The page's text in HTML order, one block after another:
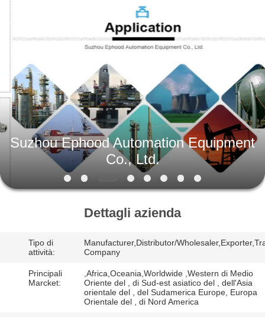
CASA.
PRODOTTI
DI
NOI
VISITA
CONTROLLO
DELLA
Suzhou
Ephood
Automation
Equipment
Co.,
Ltd..
Rights
Reserved.
Suzhou Ephood Automation Equipment
Co., Ltd.
Dettagli azienda
Tipo di
attività:
Manufacturer,Distributor/
Company
Principali
Marcket:
,Africa,Oceania,Worldwide ,Western di Medio
Oriente del , di Sud-est asiatico del , dell'Asia
orientale del , del Sudamerica Europe, Europa
Orientale del , di Nord America